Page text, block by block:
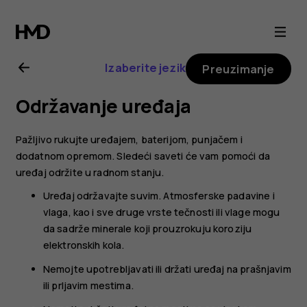
Uputstvo
za
korisnike
telefona
Nokia
C22
Izaberite jezik Preuzimanje
Održavanje uređaja
Pažljivo rukujte uređajem, baterijom, punjačem i
dodatnom opremom. Sledeći saveti će vam pomoći da
uređaj održite u radnom stanju.
Uređaj održavajte suvim. Atmosferske padavine i
vlaga, kao i sve druge vrste tečnosti ili vlage mogu
da sadrže minerale koji prouzrokuju koroziju
elektronskih kola.
Nemojte upotrebljavati ili držati uređaj na prašnjavim
ili prljavim mestima.